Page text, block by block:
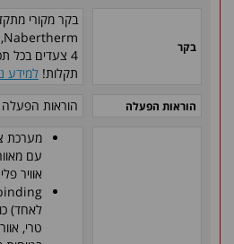
בקר
4 צעדים בכל
תקלות! למידע
הוראות הפעלה הוראות הפעלה
מערכת
עם
אוויר
לאחד)
טרי,